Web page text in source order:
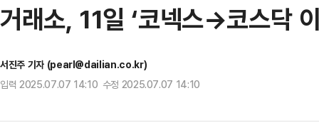
거래소, 11일 ‘코넥스→코스닥
서진주 기자 (pearl@dailian.co.kr)
입력 2025.07.07 14:10 수정 2025.07.07 14:10